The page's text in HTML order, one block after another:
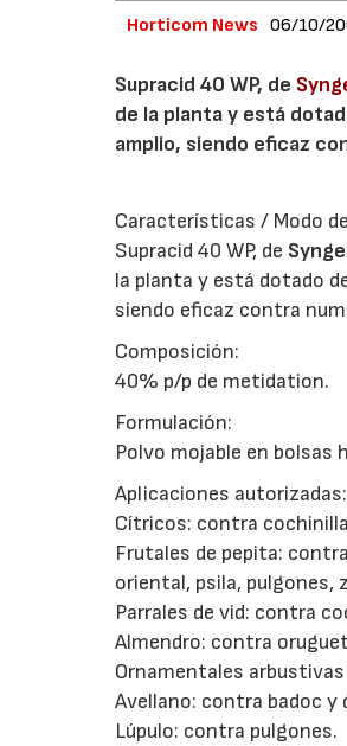
Horticom News 06/10/
Supracid 40 WP, de
de la planta y está
amplio, siendo eficaz
Características / Modo
Supracid 40 WP, de
la planta y está dotado
siendo eficaz contra
Composición:
40% p/p de metidation.
Formulación:
Polvo mojable en bolsas
Aplicaciones autorizadas:
Cítricos: contra
Frutales de pepita:
oriental, psila, pulgones,
Parrales de vid: contra
Almendro: contra
Ornamentales
Avellano: contra badoc y
Lúpulo: contra pulgones.